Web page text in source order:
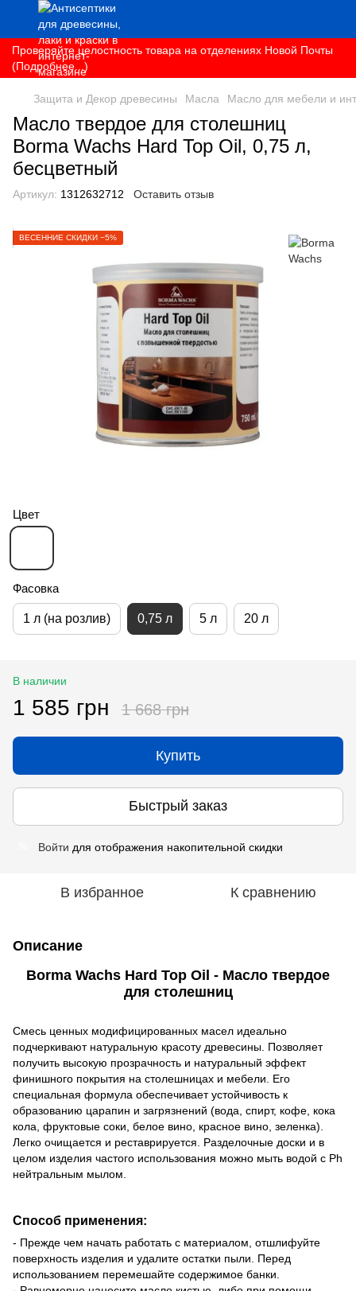
Проверяйте целостность товара на отделениях Новой Почты
(Подробнее...)
Защита и Декор древесины Масла Масло для мебели и
Масло твердое для столешниц
Borma Wachs Hard Top Oil, 0,75 л,
бесцветный
Артикул: 1312632712 Оставить отзыв
ВЕСЕННИЕ СКИДКИ −5%
Цвет
Фасовка
1 л (на розлив) 0,75 л 5 л 20 л
В наличии
1 585 грн 1 668 грн
Купить
Быстрый заказ
Войти для отображения накопительной скидки
В избранное К сравнению
Описание
Borma Wachs Hard Top Oil - Масло твердое
для столешниц
Смесь ценных модифицированных масел идеально
подчеркивают натуральную красоту древесины. Позволяет
получить высокую прозрачность и натуральный эффект
финишного покрытия на столешницах и мебели. Его
специальная формула обеспечивает устойчивость к
образованию царапин и загрязнений (вода, спирт, кофе, кока
кола, фруктовые соки, белое вино, красное вино, зеленка).
Легко очищается и реставрируется. Разделочные доски и в
целом изделия частого использования можно мыть водой с Ph
нейтральным мылом.
Способ применения:
- Прежде чем начать работать с материалом, отшлифуйте
поверхность изделия и удалите остатки пыли. Перед
использованием перемешайте содержимое банки.